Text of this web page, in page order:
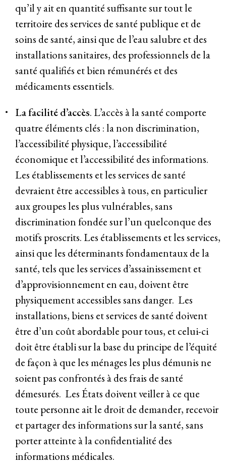
qu’il y ait en quantité suffisante sur tout le
territoire des services de santé publique et de
soins de santé, ainsi que de l’eau salubre et des
installations sanitaires, des professionnels de la
santé qualifiés et bien rémunérés et des
médicaments essentiels.
La facilité d’accès. L’accès à la santé comporte
quatre éléments clés : la non discrimination,
l’accessibilité physique, l’accessibilité
économique et l’accessibilité des informations.
Les établissements et les services de santé
devraient être accessibles à tous, en particulier
aux groupes les plus vulnérables, sans
discrimination fondée sur l’un quelconque des
motifs proscrits. Les établissements et les services,
ainsi que les déterminants fondamentaux de la
santé, tels que les services d’assainissement et
d’approvisionnement en eau, doivent être
physiquement accessibles sans danger. Les
installations, biens et services de santé doivent
être d’un coût abordable pour tous, et celui-ci
doit être établi sur la base du principe de l’équité
de façon à que les ménages les plus démunis ne
soient pas confrontés à des frais de santé
démesurés. Les États doivent veiller à ce que
toute personne ait le droit de demander, recevoir
et partager des informations sur la santé, sans
porter atteinte à la confidentialité des
informations médicales.